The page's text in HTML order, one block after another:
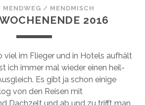
MENDWEG / MENDMISCH
2016
viel im Flieger und in Hotels aufhält
ich immer mal wieder einen heil-
Es gibt ja schon einige
von den Reisen mit